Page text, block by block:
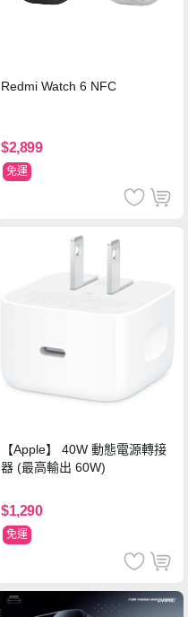
Redmi Watch 6 NFC
$2,899
免運
【Apple】 40W 動態電源轉接
器 (最高輸出 60W)
$1,290
免運